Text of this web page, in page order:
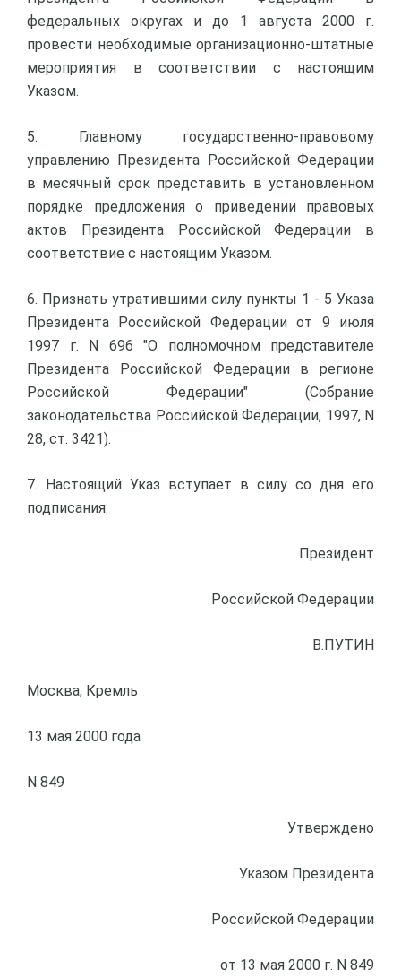
федеральных округах и до 1 августа 2000 г.
провести необходимые организационно-штатные
мероприятия в соответствии с настоящим
Указом.
5. Главному государственно-правовому
управлению Президента Российской Федерации
в месячный срок представить в установленном
порядке предложения о приведении правовых
актов Президента Российской Федерации в
соответствие с настоящим Указом.
6. Признать утратившими силу пункты 1 - 5 Указа
Президента Российской Федерации от 9 июля
1997 г. N 696 "О полномочном представителе
Президента Российской Федерации в регионе
Российской Федерации" (Собрание
законодательства Российской Федерации, 1997, N
28, ст. 3421).
7. Настоящий Указ вступает в силу со дня его
подписания.
Президент
Российской Федерации
В.ПУТИН
Москва, Кремль
13 мая 2000 года
N 849
Утверждено
Указом Президента
Российской Федерации
от 13 мая 2000 г. N 849